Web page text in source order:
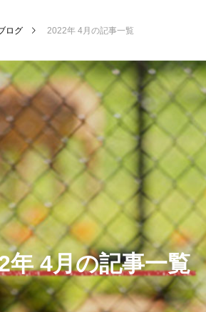
ログ 2022年 4月の記事一覧
年 4月の記事一覧